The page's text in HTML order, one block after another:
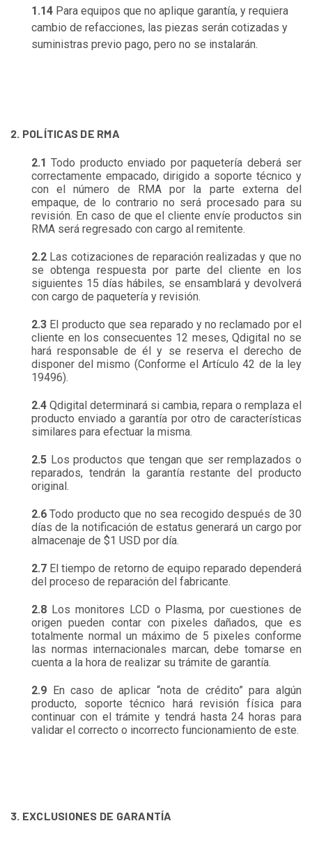
1.14 Para equipos que no aplique garantía, y requiera
cambio de refacciones, las piezas serán cotizadas y
suministras previo pago, pero no se instalarán.
2. POLÍTICAS DE RMA
2.1 Todo producto enviado por paquetería deberá ser
correctamente empacado, dirigido a soporte técnico y
con el número de RMA por la parte externa del
empaque, de lo contrario no será procesado para su
revisión. En caso de que el cliente envíe productos sin
RMA será regresado con cargo al remitente.
2.2 Las cotizaciones de reparación realizadas y que no
se obtenga respuesta por parte del cliente en los
siguientes 15 días hábiles, se ensamblará y devolverá
con cargo de paquetería y revisión.
2.3 El producto que sea reparado y no reclamado por el
cliente en los consecuentes 12 meses, Qdigital no se
hará responsable de él y se reserva el derecho de
disponer del mismo (Conforme el Artículo 42 de la ley
19496).
2.4 Qdigital determinará si cambia, repara o remplaza el
producto enviado a garantía por otro de características
similares para efectuar la misma.
2.5 Los productos que tengan que ser remplazados o
reparados, tendrán la garantía restante del producto
original.
2.6 Todo producto que no sea recogido después de 30
días de la notificación de estatus generará un cargo por
almacenaje de $1 USD por día.
2.7 El tiempo de retorno de equipo reparado dependerá
del proceso de reparación del fabricante.
2.8 Los monitores LCD o Plasma, por cuestiones de
origen pueden contar con pixeles dañados, que es
totalmente normal un máximo de 5 pixeles conforme
las normas internacionales marcan, debe tomarse en
cuenta a la hora de realizar su trámite de garantía.
2.9 En caso de aplicar “nota de crédito” para algún
producto, soporte técnico hará revisión física para
continuar con el trámite y tendrá hasta 24 horas para
validar el correcto o incorrecto funcionamiento de este.
3. EXCLUSIONES DE GARANTÍA